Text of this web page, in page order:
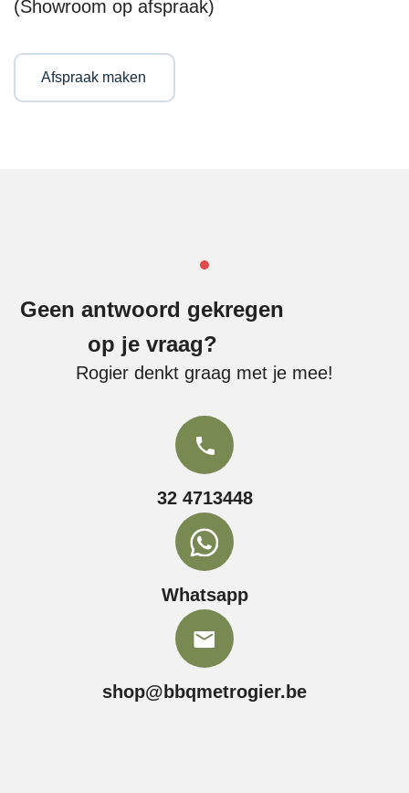
(Showroom op afspraak)
Afspraak maken
Geen antwoord gekregen
op je vraag?
Rogier denkt graag met je mee!
32 4713448
Whatsapp
shop@bbqmetrogier.be